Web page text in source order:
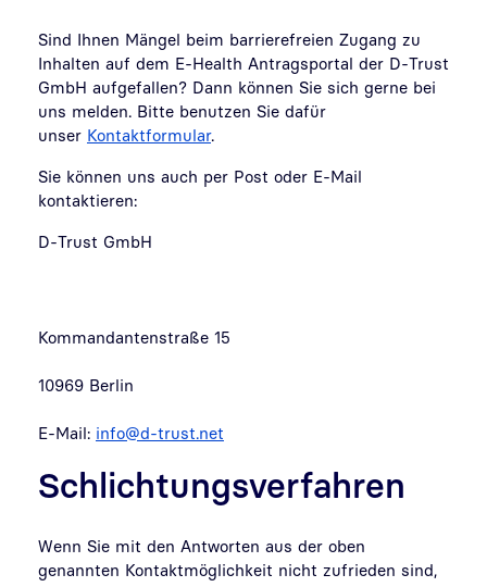
Sind Ihnen Mängel beim barrierefreien Zugang zu
Inhalten auf dem E-Health Antragsportal der D-Trust
GmbH aufgefallen? Dann können Sie sich gerne bei
uns melden. Bitte benutzen Sie dafür
unser Kontaktformular.
Sie können uns auch per Post oder E-Mail
kontaktieren:
D-Trust GmbH
Kommandantenstraße 15
10969 Berlin
E-Mail: info@d-trust.net
Schlichtungsverfahren
Wenn Sie mit den Antworten aus der oben
genannten Kontaktmöglichkeit nicht zufrieden sind,